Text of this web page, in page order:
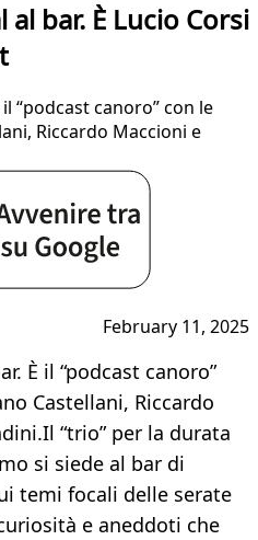
bar. È Lucio Corsi
“podcast canoro” con le
Riccardo Maccioni e
February 11, 2025
È il “podcast canoro”
Castellani, Riccardo
“trio” per la durata
si siede al bar di
temi focali delle serate
e aneddoti che